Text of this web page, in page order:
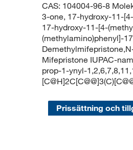
CAS: 104004-96-8
3-one, 17-hydroxy-11-
17-hydroxy-11-[4-
(methylamino)phenyl]-
Mifepristone IUPAC-
prop-1-ynyl-
Prissättning och